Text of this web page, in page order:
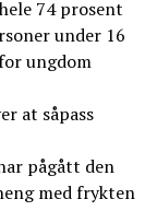
74 prosent
under 16
ungdom
at såpass
pågått den
med frykten